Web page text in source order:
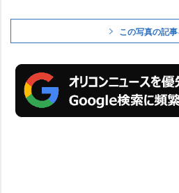
この写真の記